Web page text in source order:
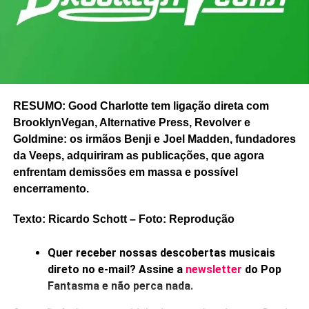
seu trabalho no estúdio seria parecido com o de um
garimpeiro tentando extrair algumas pepitas desse
parte do manifesto futurista L’Arte dei rumori (A arte dos
ruídos), de Luigi Russolo, e passa por movimentos como
o Surrealismo e a Bauhaus, pelos primeiros laboratórios
de rádio e por estúdios fundamentais para a música
eletrônica, como o WDR, em Colônia, o Radio France e o
BBC Radiophonic Workshop.
RESUMO: Good Charlotte tem ligação direta com
BrooklynVegan, Alternative Press, Revolver e
Goldmine: os irmãos Benji e Joel Madden, fundadores
da Veeps, adquiriram as publicações, que agora
enfrentam demissões em massa e possível
encerramento.
Texto: Ricardo Schott – Foto: Reprodução
Quer receber nossas descobertas musicais
direto no e-mail? Assine a newsletter do Pop
Fantasma e não perca nada.